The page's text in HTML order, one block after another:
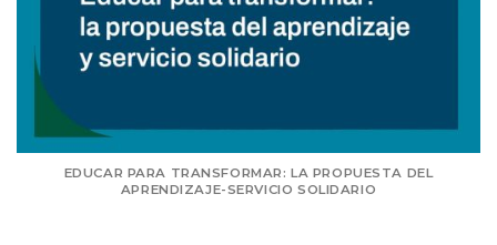
EDUCAR PARA TRANSFORMAR: LA PROPUESTA DEL
APRENDIZAJE-SERVICIO SOLIDARIO